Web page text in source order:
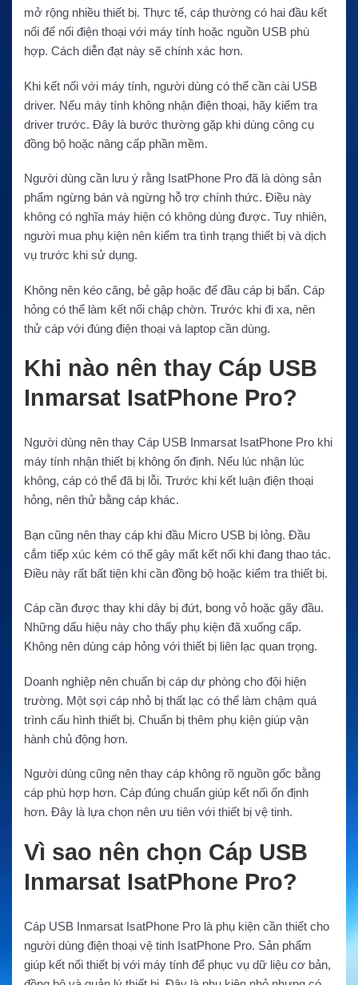
mở rộng nhiều thiết bị. Thực tế, cáp thường có hai đầu kết
nối để nối điện thoại với máy tính hoặc nguồn USB phù
hợp. Cách diễn đạt này sẽ chính xác hơn.
Khi kết nối với máy tính, người dùng có thể cần cài USB
driver. Nếu máy tính không nhận điện thoại, hãy kiểm tra
driver trước. Đây là bước thường gặp khi dùng công cụ
đồng bộ hoặc nâng cấp phần mềm.
Người dùng cần lưu ý rằng IsatPhone Pro đã là dòng sản
phẩm ngừng bán và ngừng hỗ trợ chính thức. Điều này
không có nghĩa máy hiện có không dùng được. Tuy nhiên,
người mua phụ kiện nên kiểm tra tình trạng thiết bị và dịch
vụ trước khi sử dụng.
Không nên kéo căng, bẻ gập hoặc để đầu cáp bị bẩn. Cáp
hỏng có thể làm kết nối chập chờn. Trước khi đi xa, nên
thử cáp với đúng điện thoại và laptop cần dùng.
Khi nào nên thay Cáp USB
Inmarsat IsatPhone Pro?
Người dùng nên thay Cáp USB Inmarsat IsatPhone Pro khi
máy tính nhận thiết bị không ổn định. Nếu lúc nhận lúc
không, cáp có thể đã bị lỗi. Trước khi kết luận điện thoại
hỏng, nên thử bằng cáp khác.
Bạn cũng nên thay cáp khi đầu Micro USB bị lỏng. Đầu
cắm tiếp xúc kém có thể gây mất kết nối khi đang thao tác.
Điều này rất bất tiện khi cần đồng bộ hoặc kiểm tra thiết bị.
Cáp cần được thay khi dây bị đứt, bong vỏ hoặc gãy đầu.
Những dấu hiệu này cho thấy phụ kiện đã xuống cấp.
Không nên dùng cáp hỏng với thiết bị liên lạc quan trọng.
Doanh nghiệp nên chuẩn bị cáp dự phòng cho đội hiện
trường. Một sợi cáp nhỏ bị thất lạc có thể làm chậm quá
trình cấu hình thiết bị. Chuẩn bị thêm phụ kiện giúp vận
hành chủ động hơn.
Người dùng cũng nên thay cáp không rõ nguồn gốc bằng
cáp phù hợp hơn. Cáp đúng chuẩn giúp kết nối ổn định
hơn. Đây là lựa chọn nên ưu tiên với thiết bị vệ tinh.
Vì sao nên chọn Cáp USB
Inmarsat IsatPhone Pro?
Cáp USB Inmarsat IsatPhone Pro là phụ kiện cần thiết cho
người dùng điện thoại vệ tinh IsatPhone Pro. Sản phẩm
giúp kết nối thiết bị với máy tính để phục vụ dữ liệu cơ bản,